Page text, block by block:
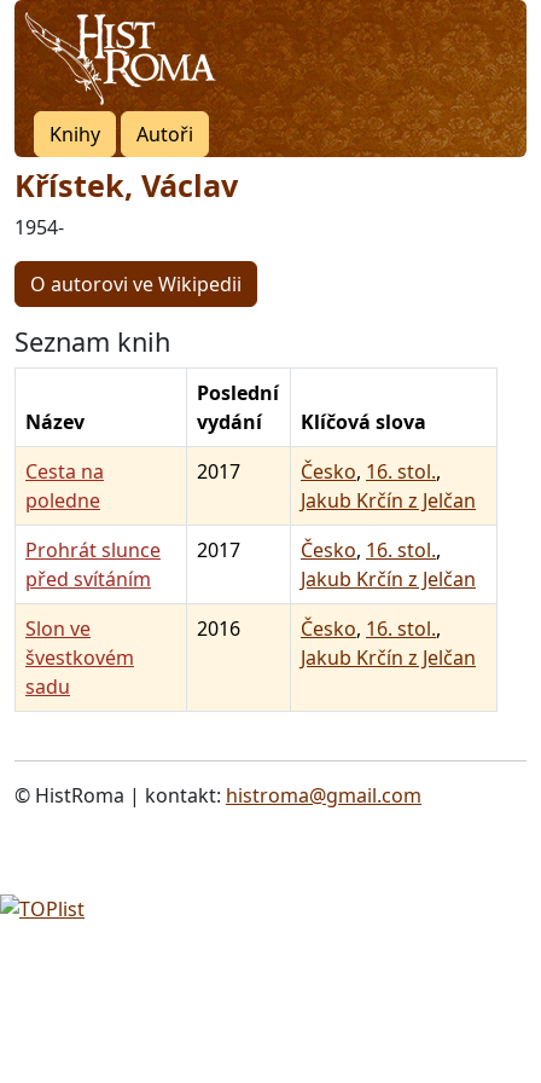
Knihy Autoři
Křístek, Václav
1954-
O autorovi ve Wikipedii
Seznam knih
Název
Poslední
vydání
Klíčová slova
Cesta na
poledne
2017 Česko, 16. stol.,
Jakub Krčín z Jelčan
Prohrát slunce
před svítáním
2017 Česko, 16. stol.,
Jakub Krčín z Jelčan
Slon ve
švestkovém
sadu
2016 Česko, 16. stol.,
Jakub Krčín z Jelčan
© HistRoma | kontakt: histroma@gmail.com